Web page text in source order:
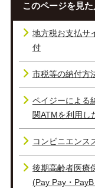
このページを見
地方税お支払サ
付
市税等の納付方
ペイジーによる
関ATMを利用し
コンビニエンス
後期高齢者医療
(Pay Pay・